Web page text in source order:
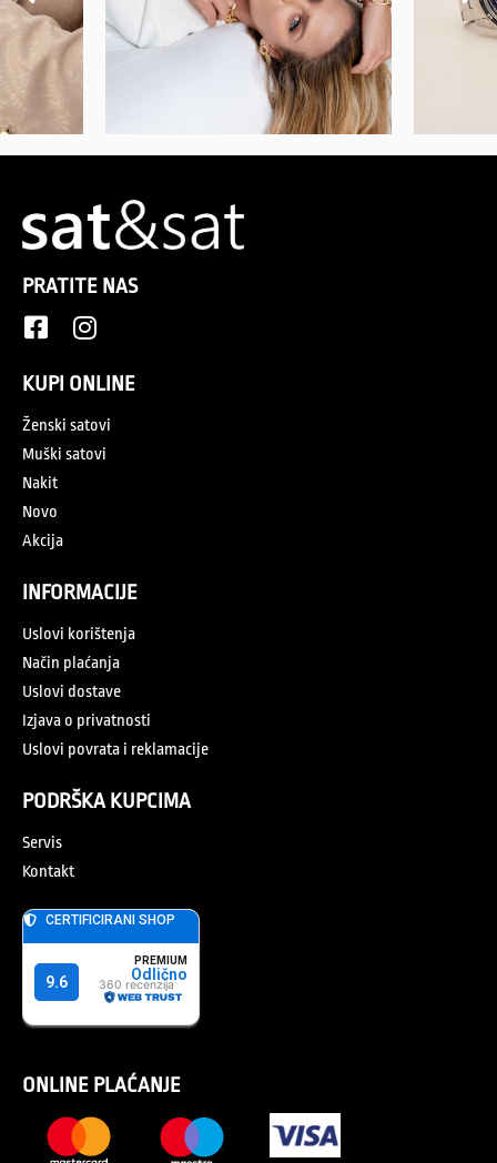
PRATITE NAS
KUPI ONLINE
Ženski satovi
Muški satovi
Nakit
Novo
Akcija
INFORMACIJE
Uslovi korištenja
Način plaćanja
Uslovi dostave
Izjava o privatnosti
Uslovi povrata i reklamacije
PODRŠKA KUPCIMA
Servis
Kontakt
ONLINE PLAĆANJE